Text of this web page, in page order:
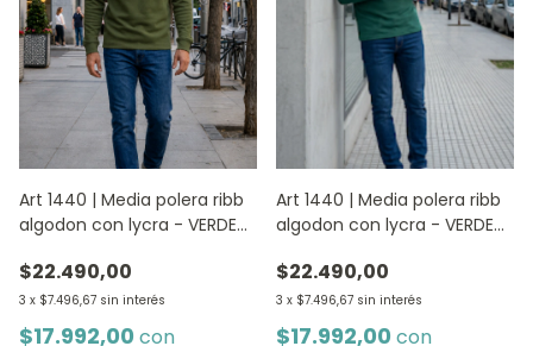
Art 1440 | Media polera ribb
algodon con lycra - VERDE
$22.490,00
3 x $7.496,67 sin interés
$17.992,00 con
Art 1440 | Media polera ribb
algodon con lycra - VERDE
$22.490,00
3 x $7.496,67 sin interés
$17.992,00 con